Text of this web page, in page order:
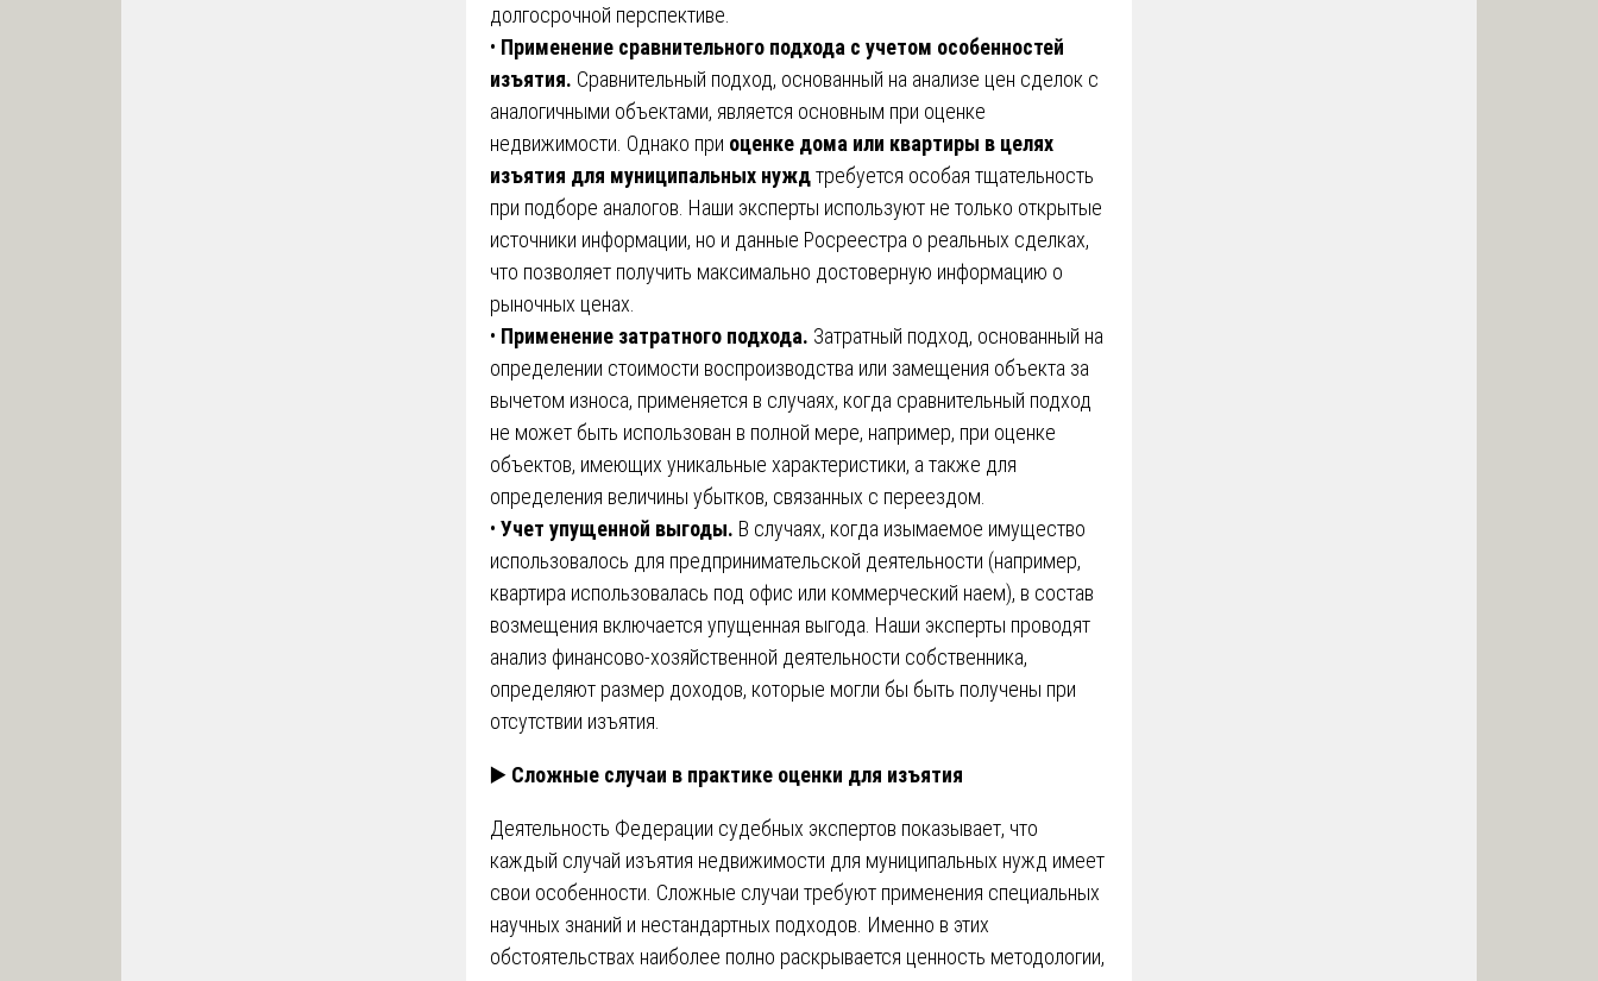
долгосрочной перспективе.
• Применение сравнительного подхода с учетом особенностей
изъятия. Сравнительный подход, основанный на анализе цен сделок с
аналогичными объектами, является основным при оценке
недвижимости. Однако при оценке дома или квартиры в целях
изъятия для муниципальных нуждтребуется особая тщательность
при подборе аналогов. Наши эксперты используют не только открытые
источники информации, но и данные Росреестра о реальных сделках,
что позволяет получить максимально достоверную информацию о
рыночных ценах.
• Применение затратного подхода. Затратный подход, основанный на
определении стоимости воспроизводства или замещения объекта за
вычетом износа, применяется в случаях, когда сравнительный подход
не может быть использован в полной мере, например, при оценке
объектов, имеющих уникальные характеристики, а также для
определения величины убытков, связанных с переездом.
• Учет упущенной выгоды. В случаях, когда изымаемое имущество
использовалось для предпринимательской деятельности (например,
квартира использовалась под офис или коммерческий наем), в состав
возмещения включается упущенная выгода. Наши эксперты проводят
анализ финансово-хозяйственной деятельности собственника,
определяют размер доходов, которые могли бы быть получены при
отсутствии изъятия.
▶️ Сложные случаи в практике оценки для изъятия
Деятельность Федерации судебных экспертов показывает, что
каждый случай изъятия недвижимости для муниципальных нужд имеет
свои особенности. Сложные случаи требуют применения специальных
научных знаний и нестандартных подходов. Именно в этих
обстоятельствах наиболее полно раскрывается ценность методологии,